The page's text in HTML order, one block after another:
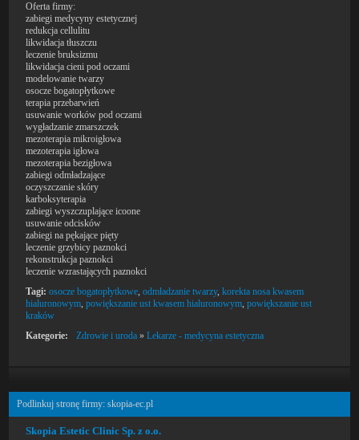
Oferta firmy:
zabiegi medycyny estetycznej
redukcja cellulitu
likwidacja tłuszczu
leczenie bruksizmu
likwidacja cieni pod oczami
modelowanie twarzy
osocze bogatopłytkowe
terapia przebarwień
usuwanie worków pod oczami
wygładzanie zmarszczek
mezoterapia mikroigłowa
mezoterapia igłowa
mezoterapia bezigłowa
zabiegi odmładzające
oczyszczanie skóry
karboksyterapia
zabiegi wyszczuplające icoone
usuwanie odcisków
zabiegi na pękające pięty
leczenie grzybicy paznokci
rekonstrukcja paznokci
leczenie wzrastających paznokci
Tagi: osocze bogatopłytkowe,odmładzanie twarzy,korekta nosa kwasem
hialuronowym,powiększanie ust kwasem hialuronowym,powiększanie ust
kraków
Kategorie:
Zdrowie i uroda »Lekarze - medycyna estetyczna
Podlinkuj stronę firmy: skopia-ec.pl
Skopia Estetic Clinic Sp. z o.o.